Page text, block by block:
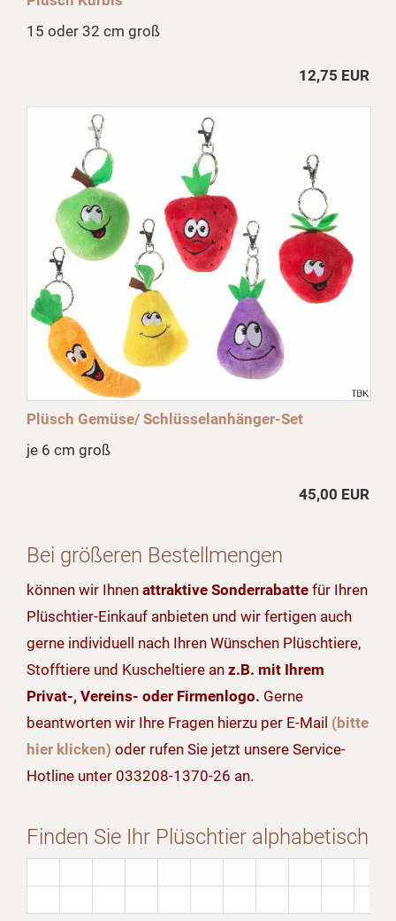
15 oder 32 cm groß
12,75 EUR
Plüsch Gemüse/ Schlüsselanhänger-Set
je 6 cm groß
45,00 EUR
Bei größeren Bestellmengen
können wir Ihnen attraktive Sonderrabatte für Ihren
Plüschtier-Einkauf anbieten und wir fertigen auch
gerne individuell nach Ihren Wünschen Plüschtiere,
Stofftiere und Kuscheltiere an z.B. mit Ihrem
Privat-, Vereins- oder Firmenlogo. Gerne
beantworten wir Ihre Fragen hierzu per E-Mail (bitte
hier klicken) oder rufen Sie jetzt unsere Service-
Hotline unter 033208-1370-26 an.
Finden Sie Ihr Plüschtier alphabetisch